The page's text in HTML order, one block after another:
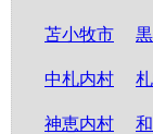
苫小牧市
中札内村
神恵内村